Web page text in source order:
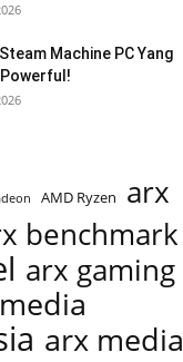
Machine PC Yang
Powerful!
AMD Ryzen arx
benchmark
arx gaming
arx media